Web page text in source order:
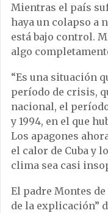
Mientras el país
haya un colapso a
está bajo control.
algo
“Es una situación
período de crisis,
nacional, el
y 1994, en el que
Los apagones
el calor de Cuba y
clima sea casi
El padre Montes
de la explicación”